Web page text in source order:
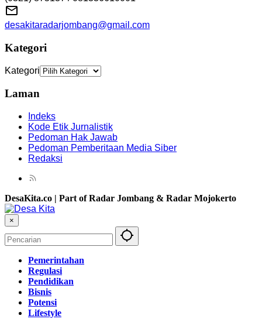
desakitaradarjombang@gmail.com
Kategori
Kategori
Laman
Indeks
Kode Etik Jurnalistik
Pedoman Hak Jawab
Pedoman Pemberitaan Media Siber
Redaksi
DesaKita.co | Part of Radar Jombang & Radar Mojokerto
×
Pemerintahan
Regulasi
Pendidikan
Bisnis
Potensi
Lifestyle